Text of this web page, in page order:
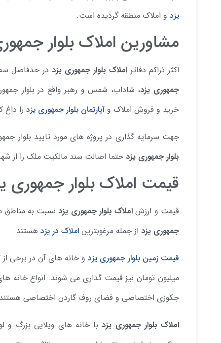
یزد و املاک منطقه گردیده است.
مشاورین املاک بلوار
اکثر تراکم دفاتر املاک بلوار جمهوری یزددر حدفاصل سه
جمهوری یزد، شاداب، شمس و رهبر واقع در بلوار
خرید و فروش املاک و آپارتمان بلوار جمهوری یزد را
جهت سرمایه گذاری در پروژه های مورد تایید بلوار
بلوار جمهوری یزد حتما اصالت سند مالکیت ملک را از
قیمت املاک بلوار جمهوری
قیمت و ارزش املاک بلوار جمهوری یزدنسبت به مناطق
جمهوری یزد از جمله مرغوبترین املاک در یزد هستند.
قیمت زمین بلوار جمهوری یزد و خانه های آن در برخی
میلیون تومان نیز قیمت گذاری می شوند. انواع خانه
جکوزی اختصاصی و فضای روف گاردن اختصاصی
املاک بلوار جمهوری یزدبا خانه های ویلایی بزرگ و